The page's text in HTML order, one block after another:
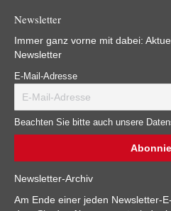
Newsletter
Immer ganz vorne mit dabei:
Newsletter
E-Mail-Adresse
Beachten Sie bitte auch unsere
Newsletter-Archiv
Am Ende einer jeden Newsletter-